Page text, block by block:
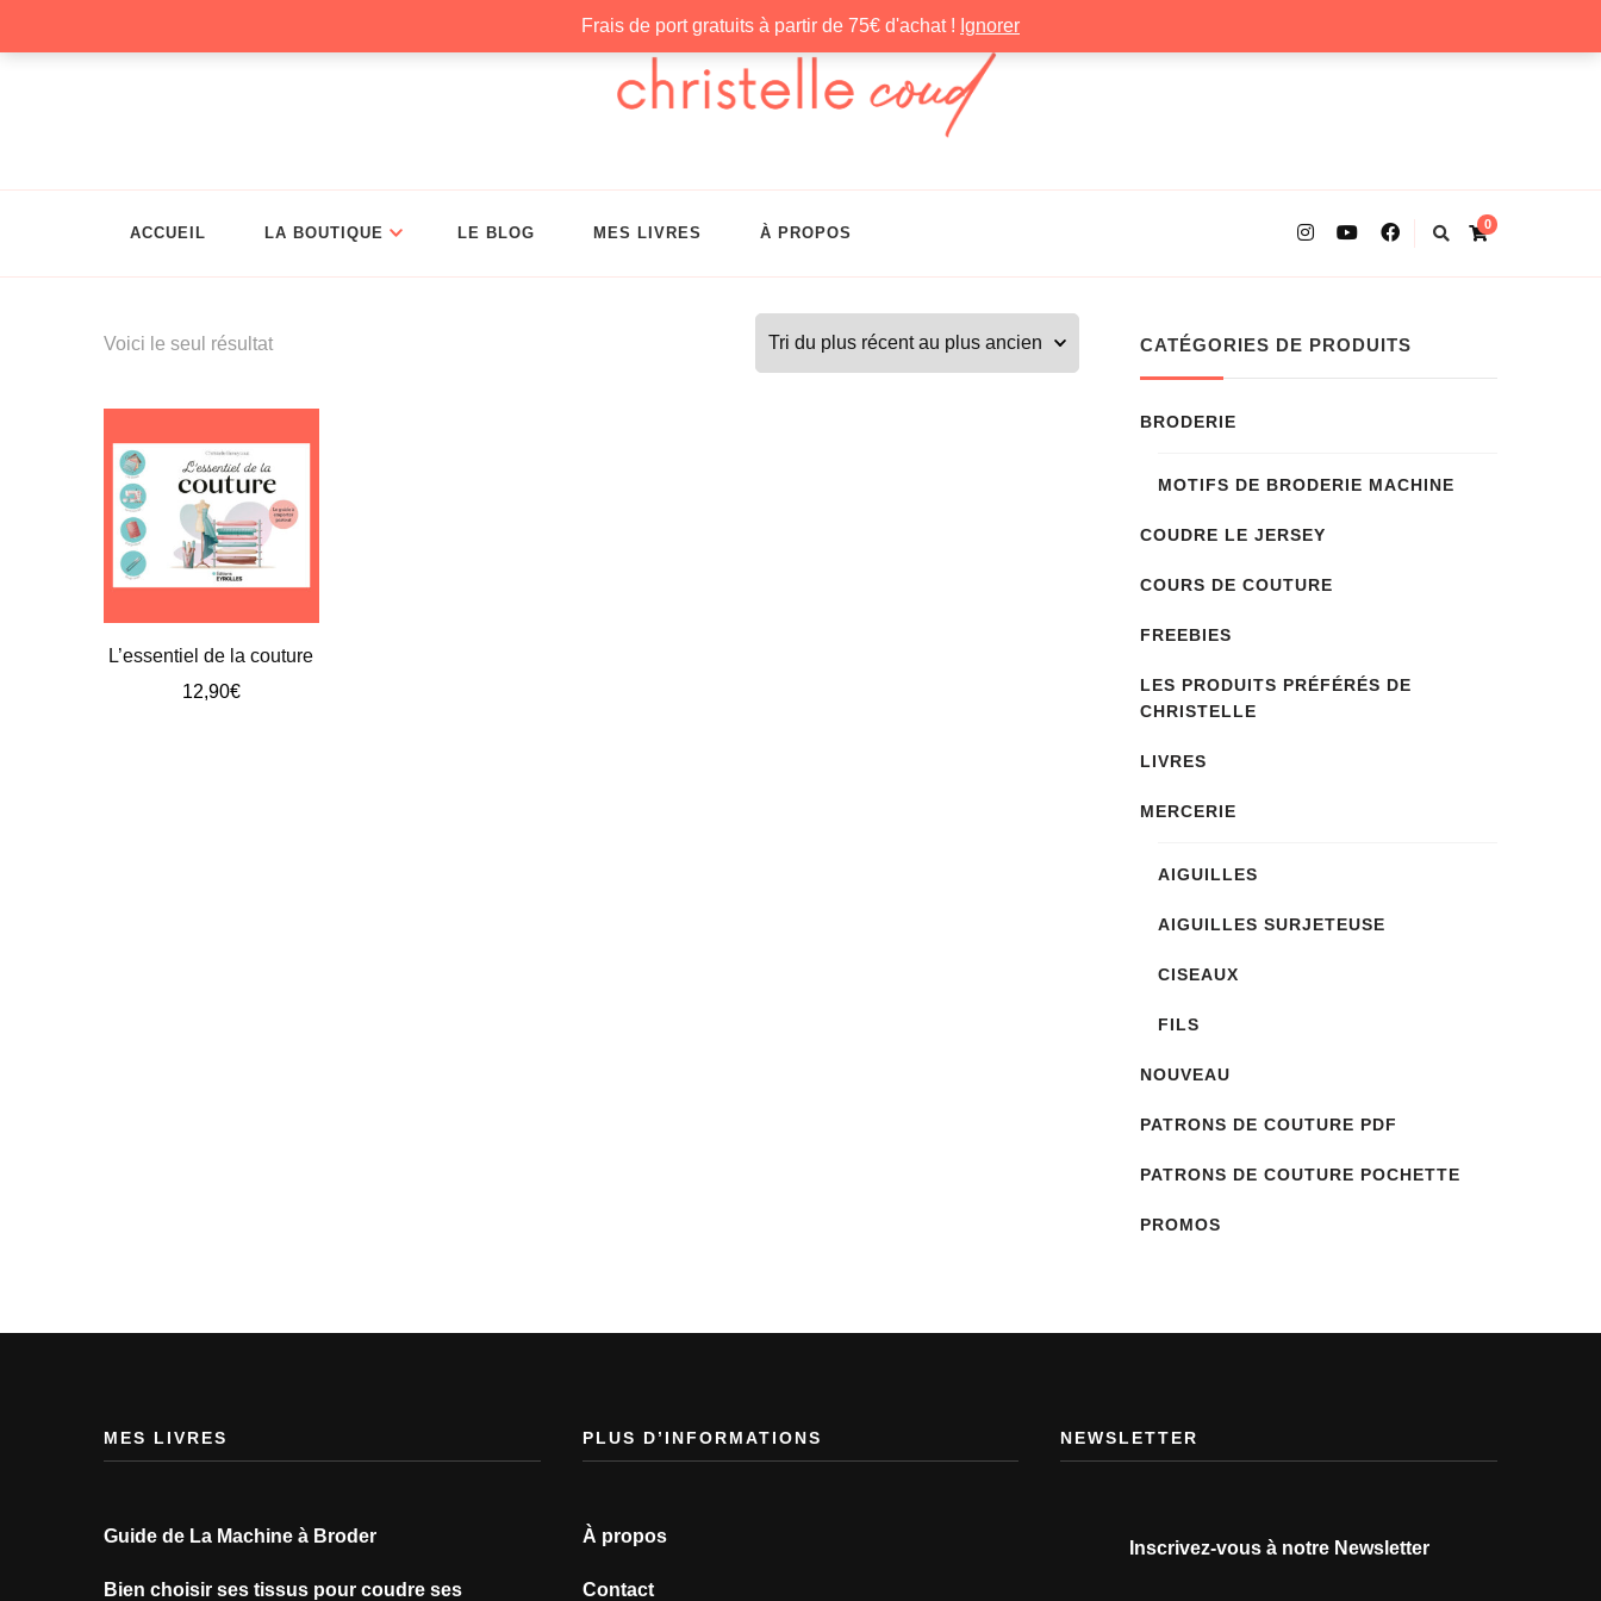
Frais de port gratuits à partir de 75€ d'achat ! Ignorer
ACCUEIL LA BOUTIQUE LE BLOG MES LIVRES À PROPOS 0
Voici le seul résultat
L’essentiel de la couture
12,90€
CATÉGORIES DE PRODUITS
BRODERIE
MOTIFS DE BRODERIE MACHINE
COUDRE LE JERSEY
COURS DE COUTURE
FREEBIES
LES PRODUITS PRÉFÉRÉS DE
CHRISTELLE
LIVRES
MERCERIE
AIGUILLES
AIGUILLES SURJETEUSE
CISEAUX
FILS
NOUVEAU
PATRONS DE COUTURE PDF
PATRONS DE COUTURE POCHETTE
PROMOS
MES LIVRES
Guide de La Machine à Broder
Bien choisir ses tissus pour coudre ses
PLUS D’INFORMATIONS
À propos
Contact
NEWSLETTER
Inscrivez-vous à notre Newsletter